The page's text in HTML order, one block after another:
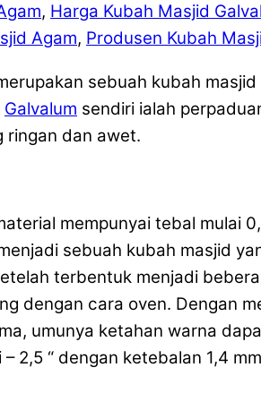
, Harga Kubah Masjid
Agam, Produsen Kubah
sebuah kubah
Galvalum sendiri ialah
ringan dan awet.
mempunyai tebal mulai
sebuah kubah masjid
terbentuk menjadi
dengan cara oven. Dengan
umunya ketahan warna
2,5 “ dengan ketebalan 1,4